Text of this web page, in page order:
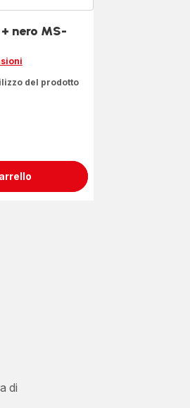
nero MS-
del prodotto
di